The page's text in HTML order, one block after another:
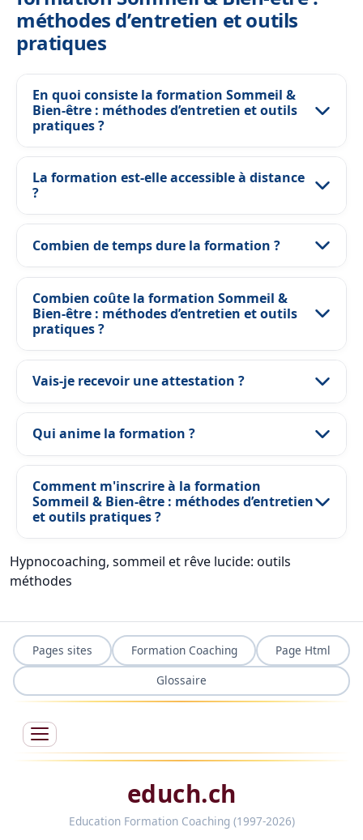
méthodes d’entretien et outils
pratiques
En quoi consiste la formation Sommeil &
Bien-être : méthodes d’entretien et outils
pratiques ?
La formation est-elle accessible à distance
?
Combien de temps dure la formation ?
Combien coûte la formation Sommeil &
Bien-être : méthodes d’entretien et outils
pratiques ?
Vais-je recevoir une attestation ?
Qui anime la formation ?
Comment m'inscrire à la formation
Sommeil & Bien-être : méthodes d’entretien
et outils pratiques ?
Hypnocoaching, sommeil et rêve lucide: outils
méthodes
Pages sites Formation Coaching
Page Html
Glossaire
educh.ch
Education Formation Coaching (1997-2026)